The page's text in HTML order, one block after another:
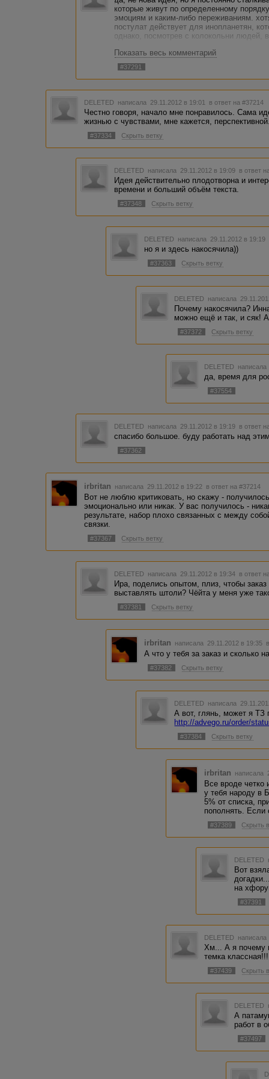
которые живут по определенному
эмоциям и каким-либо переживаниям.
постулат действует для инопланетян,
однако, посмотрев с колокольни людей,
я выше написала, что изначально было
чтобы упомнить о семейных
этих существ. провизия тоже
курсовой Планетянин прибыл на землю.
выразить.
Показать весь комментарий
#37291
DELETED написала 29.11.2012 в 19:01 в ответ на #37214
Честно говоря, начало мне понравилось. Сама
жизнью с чувствами, мне кажется,
#37334 Скрыть ветку
DELETED написала 29.11.2012 в 19:09 в ответ
Идея действительно плодотворна и
времени и больший объём текста.
#37348 Скрыть ветку
DELETED написала 29.11.2012 в 19:19
но я и здесь накосячила))
#37363 Скрыть ветку
DELETED написала
Почему накосячила?
можно ещё и так, и сяк!
#37372 Скрыть ветку
DELETED
да, время для
#37554
DELETED написала 29.11.2012 в 19:19 в ответ
спасибо большое. буду работать над
#37362
irbritan написала 29.11.2012 в 19:22 в ответ на #37214
Вот не люблю критиковать, но скажу -
эмоционально или никак. У вас получилось -
результате, набор плохо связанных с между
связки.
#37367 Скрыть ветку
DELETED написала 29.11.2012 в 19:34 в ответ
Ира, поделись опытом, плиз, чтобы
выставлять штоли? Чёйта у меня уже
#37381 Скрыть ветку
irbritan написала 29.11.2012 в 19:35
А что у тебя за заказ и сколько
#37382 Скрыть ветку
DELETED написала
А вот, глянь, может я ТЗ
http://advego.ru/order/
#37384 Скрыть ветку
irbritan написала
Все вроде четко
у тебя народу в
5% от списка,
пополнять. Если
#37389 Скрыть
DELETED
Вот
на
#37391
DELETED
Хм... А я почему
темка
#37439 Скрыть
DELETED
А
работ в
#37497